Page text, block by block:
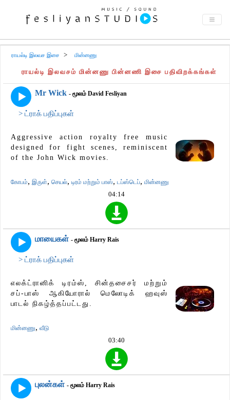
ராயல்டி இலவச இசை மின்னணு
ராயல்டி இலவசம் மின்னணு பின்னணி இசை பதிவிறக்கங்கள்
Mr Wick - மூலம் David Fesliyan
> ட்ராக் பதிப்புகள்
Aggressive action royalty free music
designed for fight scenes, reminiscent
of the John Wick movies.
கோபம், இருள், செயல், டிரம் மற்றும் பாஸ், டப்ஸ்டெப், மின்னணு
04:14
மாயைகள் - மூலம் Harry Rais
> ட்ராக் பதிப்புகள்
எலக்ட்ரானிக் டிரம்ஸ், சின்தசைசர் மற்றும்
சப்-பாஸ் ஆகியோரால் மெலோடிக் ஹவுஸ்
பாடல் நிகழ்த்தப்பட்டது.
மின்னணு, வீடு
03:40
புலன்கள் - மூலம் Harry Rais